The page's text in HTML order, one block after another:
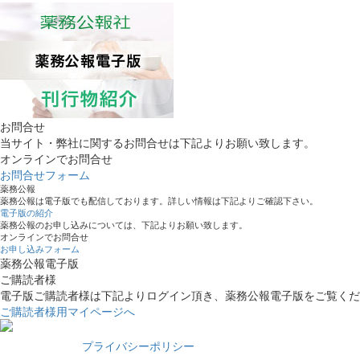
お問合せ
当サイト・弊社に関するお問合せは下記よりお願い致します。
オンラインでお問合せ
お問合せフォーム
薬務公報
薬務公報は電子版でも配信しております。詳しい情報は下記よりご確認下さい。
電子版の紹介
薬務公報のお申し込みについては、下記よりお願い致します。
オンラインでお問合せ
お申し込みフォーム
薬務公報電子版
ご購読者様
電子版ご購読者様は下記よりログイン頂き、薬務公報電子版をご覧く
ご購読者様用マイページへ
プライバシーポリシー